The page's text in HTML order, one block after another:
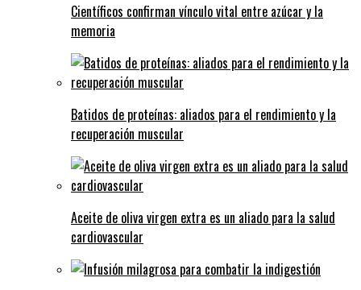
Científicos confirman vínculo vital entre azúcar y la
memoria
Batidos de proteínas: aliados para el rendimiento y la
recuperación muscular
Aceite de oliva virgen extra es un aliado para la salud
cardiovascular